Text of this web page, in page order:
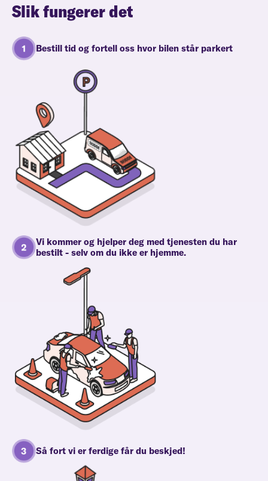
Slik fungerer det
Bestill tid og fortell oss hvor bilen står parkert
Vi kommer og hjelper deg med tjenesten du har
bestilt - selv om du ikke er hjemme.
Så fort vi er ferdige får du beskjed!